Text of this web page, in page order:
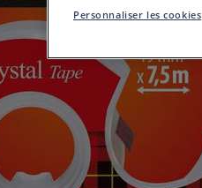
Personnaliser les cookies